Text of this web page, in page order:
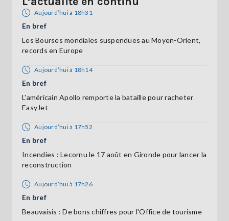
Aujourd’hui à 18h31
En bref
Les Bourses mondiales suspendues au Moyen-Orient,
records en Europe
Aujourd’hui à 18h14
En bref
L'américain Apollo remporte la bataille pour racheter
EasyJet
Aujourd’hui à 17h52
En bref
Incendies : Lecornu le 17 août en Gironde pour lancer la
reconstruction
Aujourd’hui à 17h26
En bref
Beauvaisis : De bons chiffres pour l'Office de tourisme